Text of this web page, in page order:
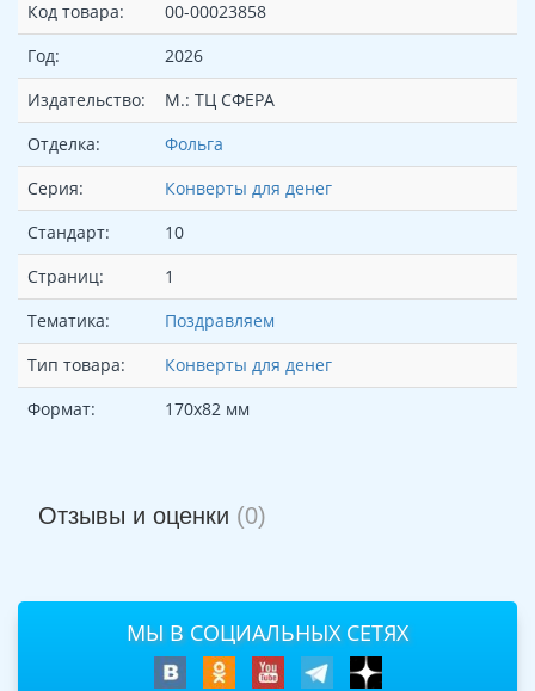
Код товара:
00-00023858
Год:
2026
Издательство:
М.: ТЦ СФЕРА
Отделка:
Фольга
Серия:
Конверты для денег
Стандарт:
10
Страниц:
1
Тематика:
Поздравляем
Тип товара:
Конверты для денег
Формат:
170х82 мм
Отзывы и оценки (0)
МЫ В СОЦИАЛЬНЫХ СЕТЯХ